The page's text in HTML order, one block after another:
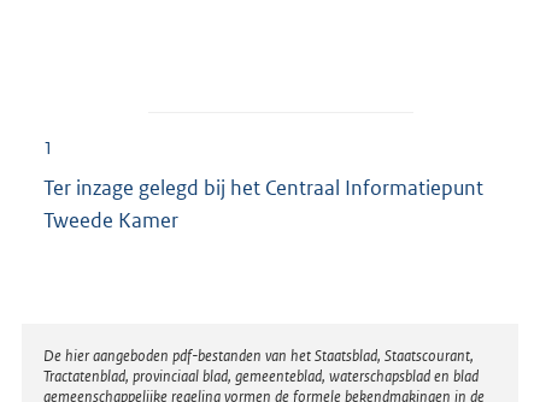
1
Ter inzage gelegd bij het Centraal Informatiepunt
Tweede Kamer
Disclaimer
De hier aangeboden pdf-bestanden van het Staatsblad, Staatscourant,
Tractatenblad, provinciaal blad, gemeenteblad, waterschapsblad en blad
gemeenschappelijke regeling vormen de formele bekendmakingen in de